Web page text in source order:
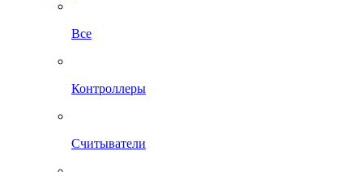
Все
Контроллеры
Считыватели